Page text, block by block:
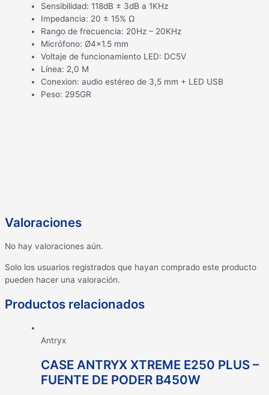
Sensibilidad: 118dB ± 3dB a 1KHz
Impedancia: 20 ± 15% Ω
Rango de frecuencia: 20Hz – 20KHz
Micrófono: Ø4×1.5 mm
Voltaje de funcionamiento LED: DC5V
Línea: 2,0 M
Conexion: audio estéreo de 3,5 mm + LED USB
Peso: 295GR
Valoraciones
No hay valoraciones aún.
Solo los usuarios registrados que hayan comprado este producto
pueden hacer una valoración.
Productos relacionados
Antryx
CASE ANTRYX XTREME E250 PLUS –
FUENTE DE PODER B450W